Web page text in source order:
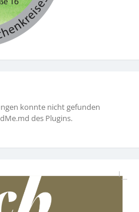
konnte nicht gefunden
des Plugins.